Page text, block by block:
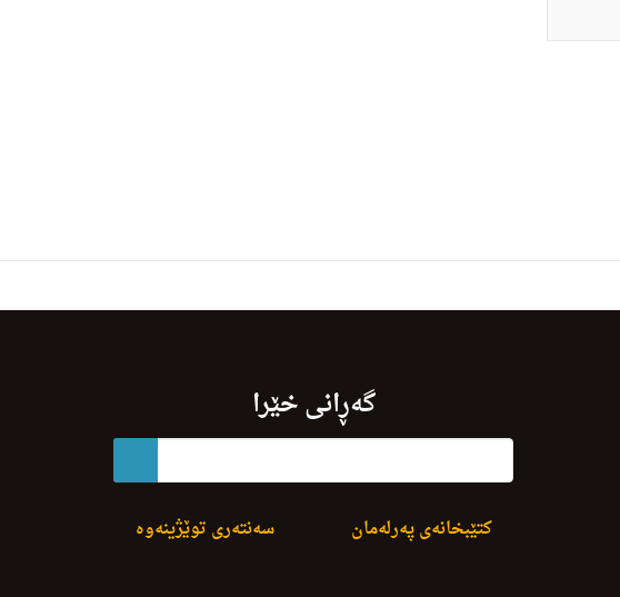
گەڕانی خێرا
سەنتەری توێژینەوە کتێبخانەی پەرلەمان